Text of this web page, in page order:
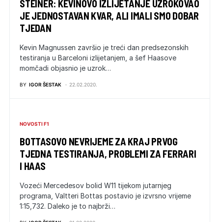
STEINER: KEVINOVO IZLIJETANJE UZROKOVAO
JE JEDNOSTAVAN KVAR, ALI IMALI SMO DOBAR
TJEDAN
Kevin Magnussen završio je treći dan predsezonskih
testiranja u Barceloni izlijetanjem, a šef Haasove
momčadi objasnio je uzrok…
BY IGOR ŠESTAK 22.02.2020.
NOVOSTI F1
BOTTASOVO NEVRIJEME ZA KRAJ PRVOG
TJEDNA TESTIRANJA, PROBLEMI ZA FERRARI
I HAAS
Vozeći Mercedesov bolid W11 tijekom jutarnjeg
programa, Valtteri Bottas postavio je izvrsno vrijeme
1:15,732. Daleko je to najbrži…